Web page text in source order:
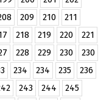
209 210
211
218 219 220
221
228 229 230
230
234 234 235
236
243 244
245